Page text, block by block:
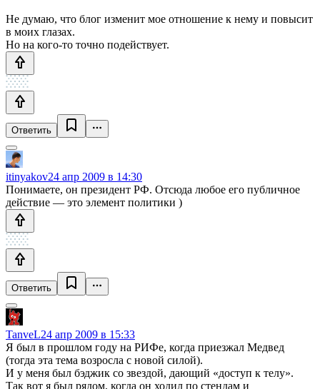
Не думаю, что блог изменит мое отношение к нему и повысит
в моих глазах.
Но на кого-то точно подействует.
Ответить
itinyakov24 апр 2009 в 14:30
Понимаете, он президент РФ. Отсюда любое его публичное
действие — это элемент политики )
Ответить
TanveL24 апр 2009 в 15:33
Я был в прошлом году на РИФе, когда приезжал Медвед
(тогда эта тема возросла с новой силой).
И у меня был бэджик со звездой, дающий «доступ к телу».
Так вот я был рядом, когда он ходил по стендам и